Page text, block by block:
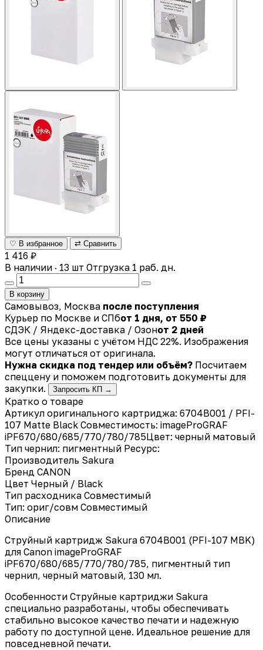
♡ В избранное ⇄ Сравнить
1 416 ₽
В наличии · 13 шт Отгрузка 1 раб. дн.
В корзину
Самовывоз, Москва после поступления
Курьер по Москве и СПбот 1 дня, от 550 ₽
СДЭК / Яндекс-доставка / Озонот 2 дней
Все цены указаны с учётом НДС 22%. Изображения
могут отличаться от оригинала.
Нужна скидка под тендер или объём? Посчитаем
спеццену и поможем подготовить документы для
закупки.
Запросить КП →
Кратко о товаре
Артикул оригинального картриджа: 6704B001 / PFI-
107 Matte Black Совместимость: imageProGRAF
iPF670/680/685/770/780/785Цвет: черный матовый
Тип чернил: пигментный Ресурс:
Производитель Sakura
Бренд CANON
Цвет Черный / Black
Тип расходника Совместимый
Тип: ориг/совм Совместимый
Описание
Струйный картридж Sakura 6704B001 (PFI-107 MBK)
для Canon imageProGRAF
iPF670/680/685/770/780/785, пигментный тип
чернил, черный матовый, 130 мл.
Особенности Струйные картриджи Sakura
специально разработаны, чтобы обеспечивать
стабильно высокое качество печати и надежную
работу по доступной цене. Идеальное решение для
повседневной печати.